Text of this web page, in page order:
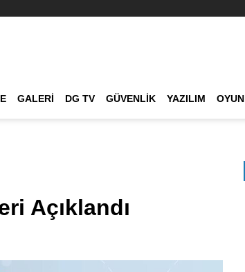
GALERI DG TV GÜVENLIK YAZILIM OYUN
Açıklandı